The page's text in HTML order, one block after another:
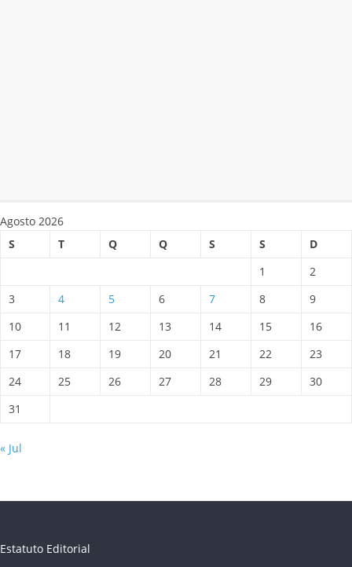
Agosto 2026
S
T Q Q S S
D
1
2
3
4 5 6 7 8
9
10
11 12 13 14 15
16
17
18 19 20 21 22
23
24
25 26 27 28 29
30
31
« Jul
Estatuto Editorial